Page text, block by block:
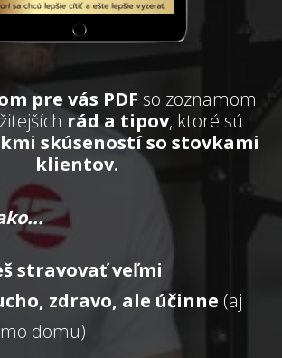
pre vás PDF so zoznamom
rád a tipov, ktoré sú
skúseností so stovkami
klientov.
stravovať veľmi
zdravo, ale účinne (aj
domu)